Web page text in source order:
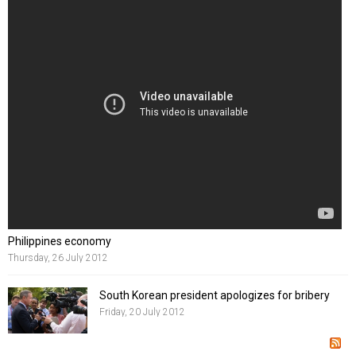
Philippines economy
Thursday, 26 July 2012
South Korean president apologizes for bribery
Friday, 20 July 2012